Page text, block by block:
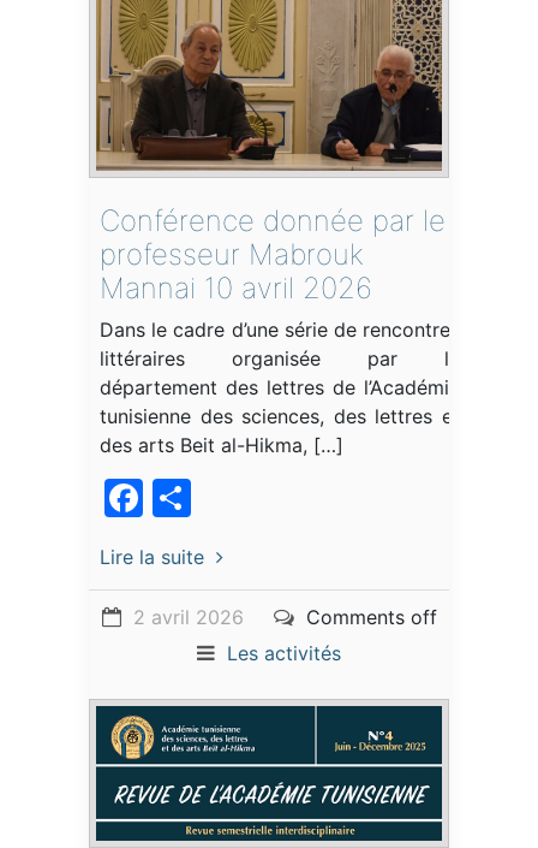
Conférence donnée par le
professeur Mabrouk
Mannai 10 avril 2026
Dans le cadre d’une série de rencontres
littéraires organisée par le
département des lettres de l’Académie
tunisienne des sciences, des lettres et
des arts Beit al-Hikma, […]
Facebook
Lire la suite
2 avril 2026
Comments off
Les activités